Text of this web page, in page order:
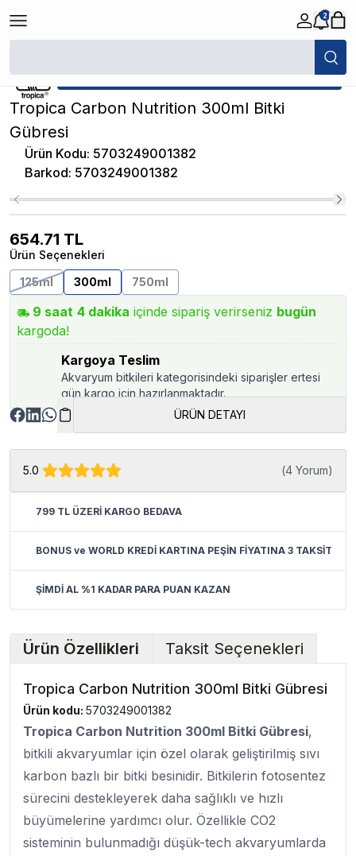
2
/ Tropica Carbon Nutrition 300ml Bitki Gübresi
★ Atakan Petshop, Tropica yetkili satıcısıdır.
Tropica Carbon Nutrition 300ml Bitki
Gübresi
Ürün Kodu: 5703249001382
Barkod: 5703249001382
654.71 TL
Ürün Seçenekleri
125ml
300ml 750ml
9 saat 4 dakika içinde sipariş verirseniz bugün
kargoda!
Kargoya Teslim
Akvaryum bitkileri kategorisindeki siparişler ertesi
gün kargo için hazırlanmaktadır.
ÜRÜN DETAYI
5.0 (4 Yorum)
799 TL ÜZERİ KARGO BEDAVA
BONUS ve WORLD KREDİ KARTINA PEŞİN FİYATINA 3 TAKSİT
ŞİMDİ AL %1 KADAR PARA PUAN KAZAN
Ürün Özellikleri Taksit Seçenekleri
Tropica Carbon Nutrition 300ml Bitki Gübresi
Ürün kodu: 5703249001382
Tropica Carbon Nutrition 300ml Bitki Gübresi,
bitkili akvaryumlar için özel olarak geliştirilmiş sıvı
karbon bazlı bir bitki besinidir. Bitkilerin fotosentez
sürecini destekleyerek daha sağlıklı ve hızlı
büyümelerine yardımcı olur. Özellikle CO2
sisteminin bulunmadığı düşük-tech akvaryumlarda